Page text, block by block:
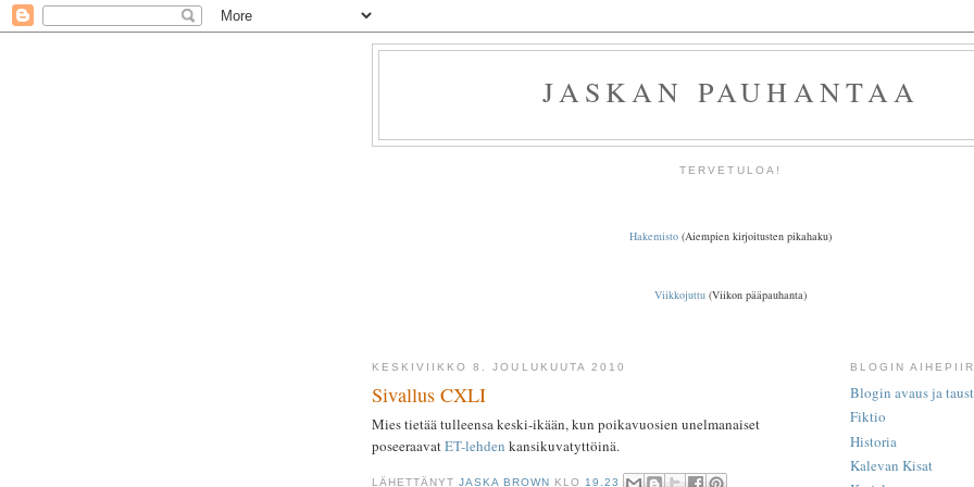
JASKAN PAUHANTAA
TERVETULOA!
Hakemisto (Aiempien kirjoitusten pikahaku)
Viikkojuttu (Viikon pääpauhanta)
KESKIVIIKKO 8. JOULUKUUTA 2010
Sivallus CXLI
Mies tietää tulleensa keski-ikään, kun poikavuosien unelmanaiset
poseeraavatET-lehden kansikuvatyttöinä.
LÄHETTÄNYTJASKA BROWN KLO 19.23
BLOGIN
Blogin avaus ja
Fiktio
Historia
Kalevan Kisat